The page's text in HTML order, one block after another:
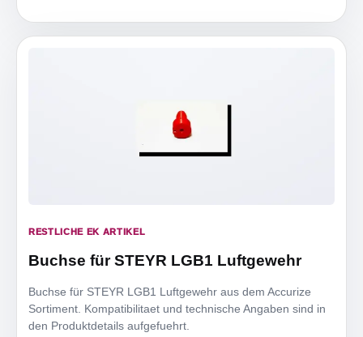
RESTLICHE EK ARTIKEL
Buchse für STEYR LGB1 Luftgewehr
Buchse für STEYR LGB1 Luftgewehr aus dem Accurize
Sortiment. Kompatibilitaet und technische Angaben sind in
den Produktdetails aufgefuehrt.